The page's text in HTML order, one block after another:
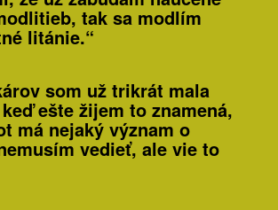
tak sa modlím
litánie.“
som už trikrát mala
ešte žijem to znamená,
má nejaký význam o
vedieť, ale vie to